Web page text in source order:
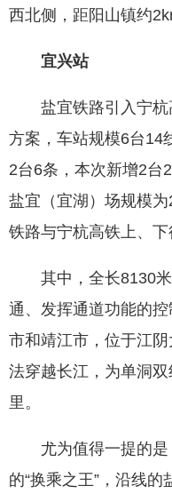
西北侧，距阳山镇约
宜兴站
盐宜铁路引入宁杭
方案，车站规模6台14
2台6条，本次新增2台
盐宜（宜湖）场规模
铁路与宁杭高铁上、下
其中，全长8130米
通、发挥通道功能的
市和靖江市，位于江
法穿越长江，为单洞
里。
尤为值得一提的是
的“换乘之王”，沿线